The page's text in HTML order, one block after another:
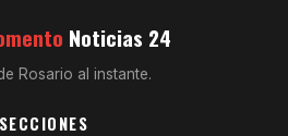
Noticias 24
Rosario al instante.
SECCIONES